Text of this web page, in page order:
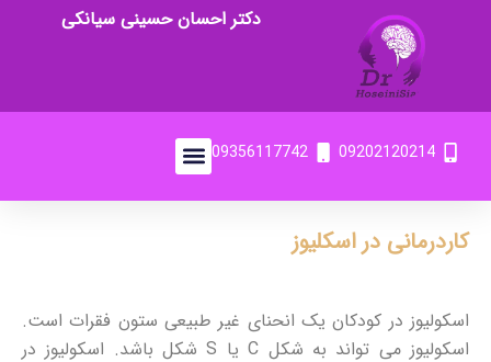
دکتر احسان حسینی سیانکی
09202120214
09356117742
کاردرمانی در اسکلیوز
اسکولیوز در کودکان یک انحنای غیر طبیعی ستون فقرات است.
اسکولیوز می تواند به شکل C یا S شکل باشد. اسکولیوز در